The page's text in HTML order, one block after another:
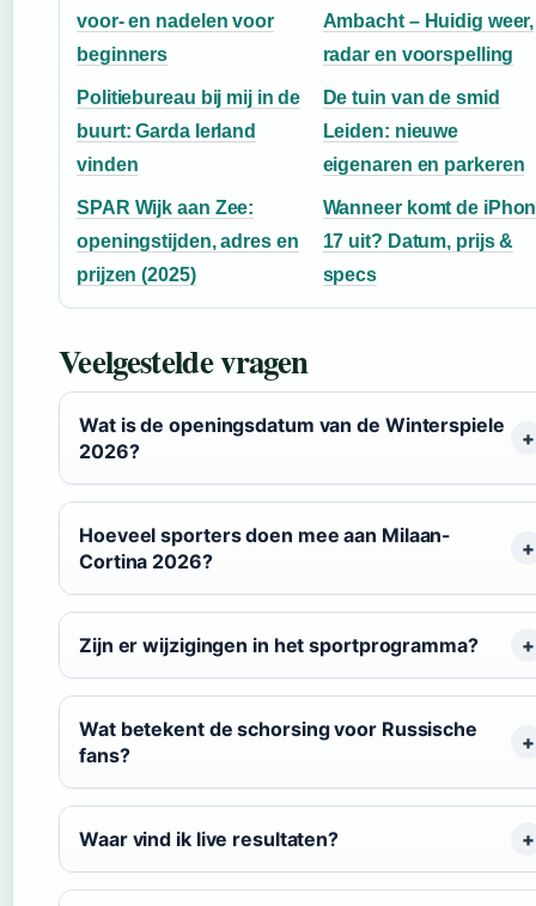
voor- en nadelen voor
beginners
Ambacht – Huidig weer,
radar en voorspelling
Politiebureau bij mij in de
buurt: Garda Ierland
vinden
De tuin van de smid
Leiden: nieuwe
eigenaren en parkeren
SPAR Wijk aan Zee:
openingstijden, adres en
prijzen (2025)
Wanneer komt de
17 uit? Datum, prijs &
specs
Veelgestelde vragen
Wat is de openingsdatum van de Winterspiele
2026?
Hoeveel sporters doen mee aan Milaan-
Cortina 2026?
Zijn er wijzigingen in het sportprogramma?
Wat betekent de schorsing voor Russische
fans?
Waar vind ik live resultaten?